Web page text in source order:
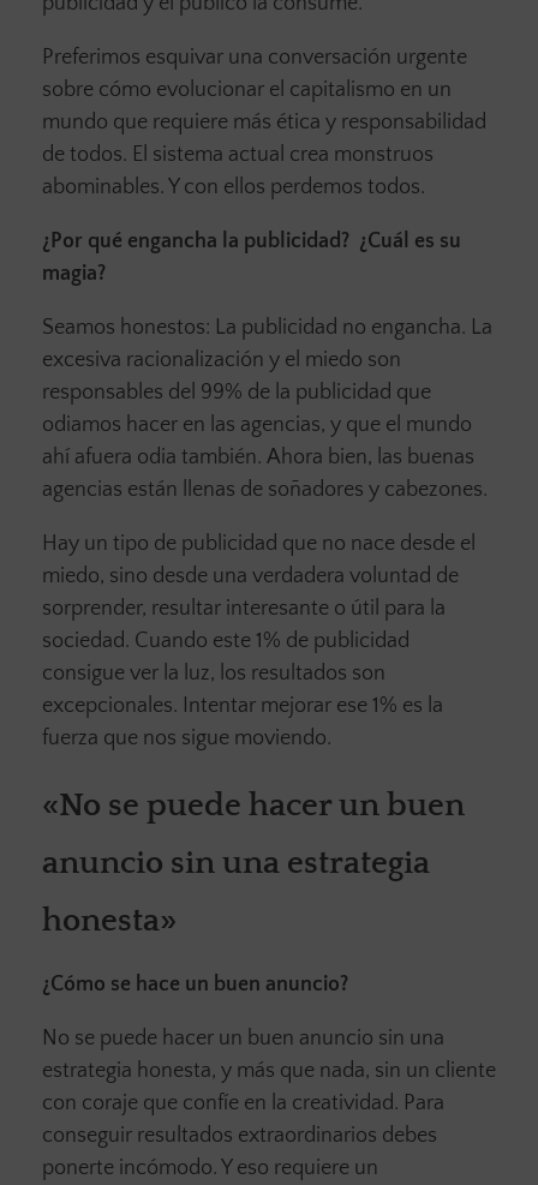
Preferimos esquivar una conversación urgente
sobre cómo evolucionar el capitalismo en un
mundo que requiere más ética y responsabilidad
de todos. El sistema actual crea monstruos
abominables. Y con ellos perdemos todos.
¿Por qué engancha la publicidad? ¿Cuál es su
magia?
Seamos honestos: La publicidad no engancha. La
excesiva racionalización y el miedo son
responsables del 99% de la publicidad que
odiamos hacer en las agencias, y que el mundo
ahí afuera odia también. Ahora bien, las buenas
agencias están llenas de soñadores y cabezones.
Hay un tipo de publicidad que no nace desde el
miedo, sino desde una verdadera voluntad de
sorprender, resultar interesante o útil para la
sociedad. Cuando este 1% de publicidad
consigue ver la luz, los resultados son
excepcionales. Intentar mejorar ese 1% es la
fuerza que nos sigue moviendo.
«No se puede hacer un buen
anuncio sin una estrategia
honesta»
¿Cómo se hace un buen anuncio?
No se puede hacer un buen anuncio sin una
estrategia honesta, y más que nada, sin un cliente
con coraje que confíe en la creatividad. Para
conseguir resultados extraordinarios debes
ponerte incómodo. Y eso requiere un